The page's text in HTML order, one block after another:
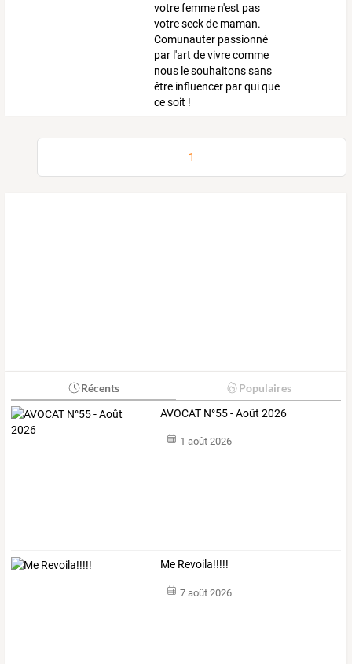
votre femme n'est pas
votre seck de maman.
Comunauter passionné
par l'art de vivre comme
nous le souhaitons sans
être influencer par qui que
ce soit !
1
Récents Populaires
AVOCAT N°55 - Août 2026
1 août 2026
Me Revoila!!!!!
7 août 2026